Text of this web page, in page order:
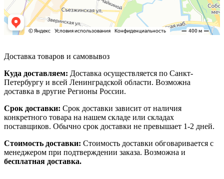
Доставка товаров и самовывоз
Куда доставляем: Доставка осуществляется по Санкт-
Петербургу и всей Ленинградской области. Возможна
доставка в другие Регионы России.
Срок доставки: Срок доставки зависит от наличия
конкретного товара на нашем складе или складах
поставщиков. Обычно срок доставки не превышает 1-2 дней.
Стоимость доставки: Стоимость доставки обговаривается с
менеджером при подтверждении заказа. Возможна и
бесплатная доставка.